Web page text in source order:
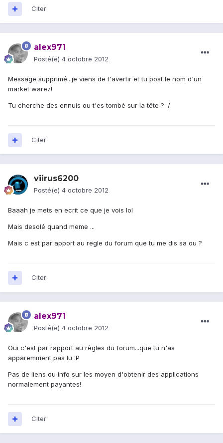
Citer
alex971
Posté(e) 4 octobre 2012
Message supprimé...je viens de t'avertir et tu post le nom d'un
market warez!
Tu cherche des ennuis ou t'es tombé sur la tête ? :/
Citer
viirus6200
Posté(e) 4 octobre 2012
Baaah je mets en ecrit ce que je vois lol
Mais desolé quand meme ...
Mais c est par apport au regle du forum que tu me dis sa ou ?
Citer
alex971
Posté(e) 4 octobre 2012
Oui c'est par rapport au règles du forum...que tu n'as
apparemment pas lu :P
Pas de liens ou info sur les moyen d'obtenir des applications
normalement payantes!
Citer